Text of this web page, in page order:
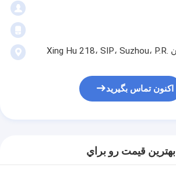
ساختمان C24، خیابان Xing Hu 218، SIP، Suzhou، P.R.
اکنون تماس بگیرید
بهترين قيمت رو براي